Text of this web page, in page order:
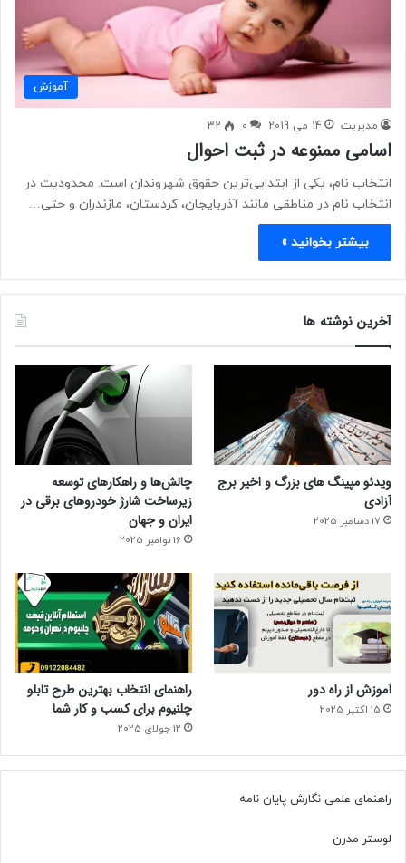
آموزش
مدیریت 14 می 2019 0
32
اسامی ممنوعه در ثبت احوال
انتخاب نام، یکی از ابتدایی‌ترین حقوق شهروندان است. محدودیت در
انتخاب نام در مناطقی مانند آذربایجان، کردستان، مازندران و حتی…
بیشتر بخوانید »
آخرین نوشته ها
ویدئو مپینگ های بزرگ و اخیر برج
آزادی
17 دسامبر 2025
چالش‌ها و راهکارهای توسعه
زیرساخت شارژ خودروهای برقی در
ایران و جهان
16 نوامبر 2025
آموزش از راه دور
15 اکتبر 2025
راهنمای انتخاب بهترین طرح تابلو
چلنیوم برای کسب و کار شما
12 جولای 2025
راهنمای علمی نگارش پایان نامه
لوستر مدرن